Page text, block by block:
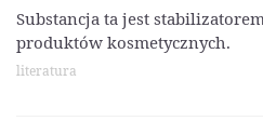
Substancja ta jest
produktów kosmetycznych.
literatura